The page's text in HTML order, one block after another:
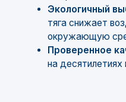
Экологичный
тяга снижает
окружающую
Проверенное
на десятилетиях